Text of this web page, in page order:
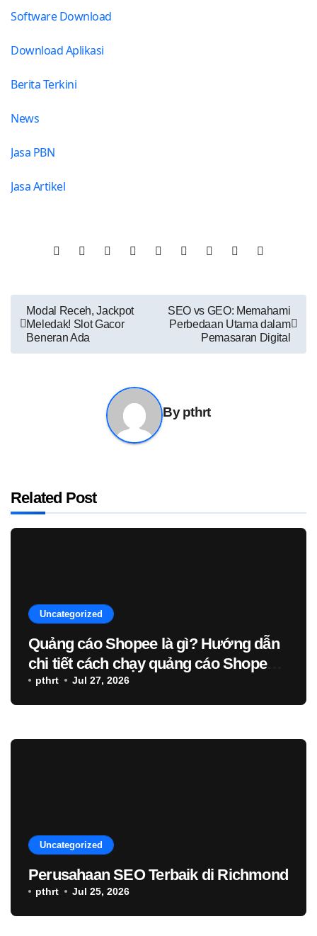
Software Download
Download Aplikasi
Berita Terkini
News
Jasa PBN
Jasa Artikel
Post
navigation
Modal Receh, Jackpot
Meledak! Slot Gacor
Beneran Ada
SEO vs GEO: Memahami
Perbedaan Utama dalam
Pemasaran Digital
Bypthrt
Related Post
Uncategorized
Quảng cáo Shopee là gì? Hướng dẫn
chi tiết cách chạy quảng cáo Shopee –
Blog
pthrt Jul 27, 2026
Uncategorized
Perusahaan SEO Terbaik di Richmond
pthrt Jul 25, 2026